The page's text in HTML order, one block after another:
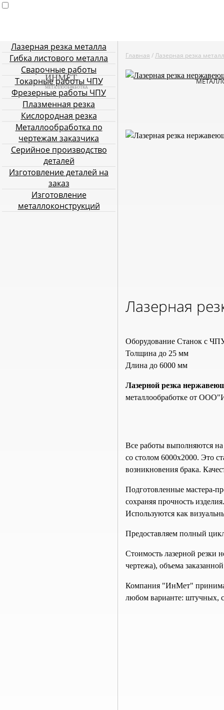
ГлавнаяУслуги металлообработки
Плазменная резка
ИНМЕТ
МЕТАЛЛООБРАБОТКА
Лазерная резка металла
Гибка листового металла
Сварочные работы
Токарные работы ЧПУ
Фрезерные работы ЧПУ
Плазменная резка
Кислородная резка
Металлообработка по
чертежам заказчика
Серийное производство
деталей
Изготовление деталей на
заказ
Изготовление
металлоконструкций
Главная /Лазерная резка
Лазерная
Оборудование Станок с
Толщина до 25 мм
Длина до 6000 мм
Лазерной резка
металлообработке от
Все работы выполняются
со столом 6000х2000. Это
возникновения брака.
Подготовленные мастера-
сохраняя прочность
Используются как
Предоставляем полный
Стоимость лазерной резки
чертежа), объема
Компания "ИнМет"
любом варианте: штучных,